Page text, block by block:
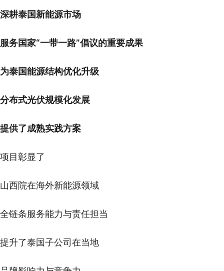
深耕泰国新能源市场
服务国家“一带一路”倡议的重要成果
为泰国能源结构优化升级
分布式光伏规模化发展
提供了成熟实践方案
项目彰显了
山西院在海外新能源领域
全链条服务能力与责任担当
提升了泰国子公司在当地